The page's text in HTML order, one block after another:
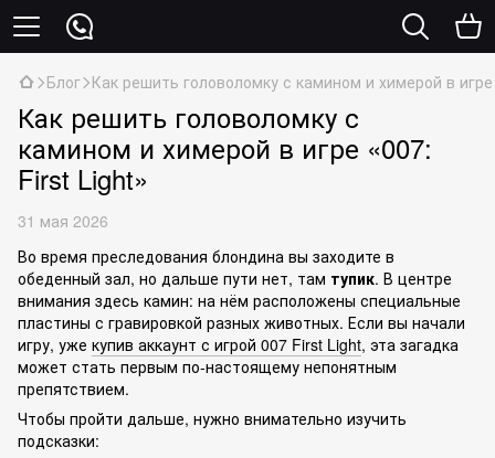
Блог Как решить головоломку с камином и химерой в
Как решить головоломку с
камином и химерой в игре «007:
First Light»
31 мая 2026
Во время преследования блондина вы заходите в
обеденный зал, но дальше пути нет, там тупик. В центре
внимания здесь камин: на нём расположены специальные
пластины с гравировкой разных животных. Если вы начали
игру, уже купив аккаунт с игрой 007 First Light, эта загадка
может стать первым по‑настоящему непонятным
препятствием.
Чтобы пройти дальше, нужно внимательно изучить
подсказки: